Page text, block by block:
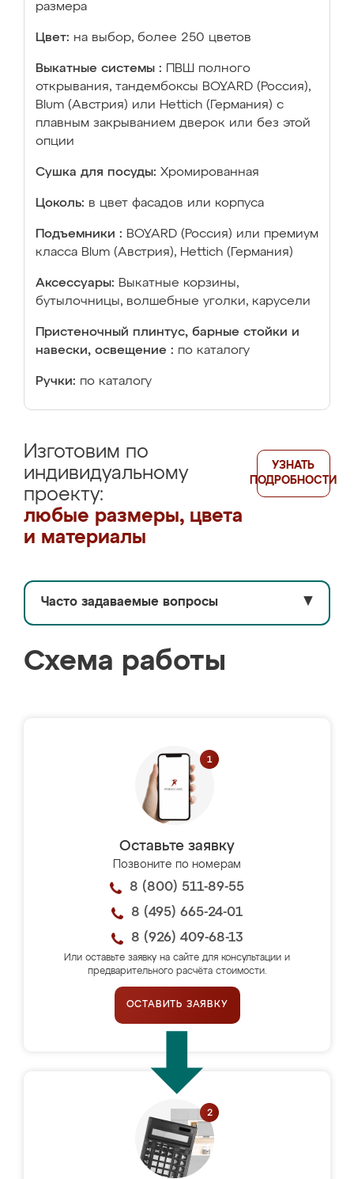
размера
Цвет: на выбор, более 250 цветов
Выкатные системы :
ПВШ полного
открывания, тандембоксы BOYARD (Россия),
Blum (Австрия) или Hettich (Германия) с
плавным закрыванием дверок или без этой
опции
Сушка для посуды: Хромированная
Цоколь: в цвет фасадов или корпуса
Подъемники : BOYARD (Россия) или премиум
класса Blum (Австрия), Hettich (Германия)
Аксессуары: Выкатные корзины,
бутылочницы, волшебные уголки, карусели
Пристеночный плинтус, барные стойки и
навески, освещение : по каталогу
Ручки: по каталогу
Изготовим по
индивидуальному
проекту:
любые размеры, цвета
и материалы
УЗНАТЬ
ПОДРОБНОСТИ
Часто задаваемые вопросы ▼
Схема работы
Оставьте заявку
Позвоните по номерам
8 (800) 511-89-55
8 (495) 665-24-01
8 (926) 409-68-13
Или оставьте заявку на сайте для консультации и
предварительного расчёта стоимости.
ОСТАВИТЬ ЗАЯВКУ